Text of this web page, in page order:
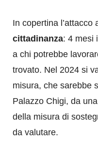
In copertina l’attacco
cittadinanza: 4 mesi
a chi potrebbe
trovato. Nel 2024 si
misura, che sarebbe
Palazzo Chigi, da
della misura di
da valutare.